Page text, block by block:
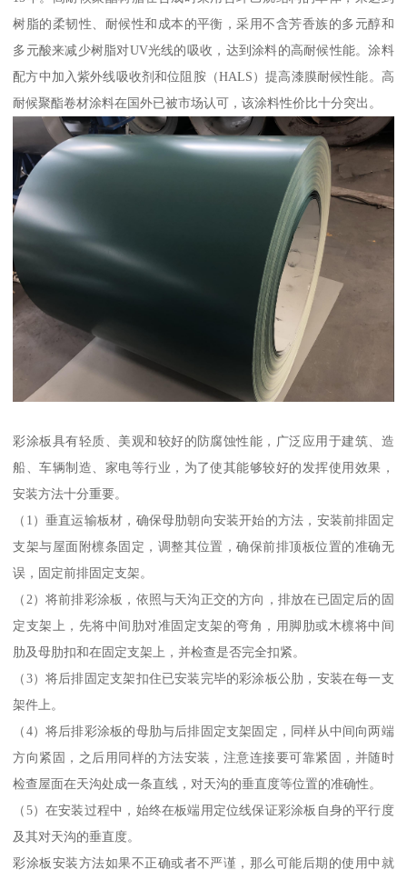
树脂的柔韧性、耐候性和成本的平衡，采用不含芳香族的多元醇和
多元酸来减少树脂对UV光线的吸收，达到涂料的高耐候性能。涂料
配方中加入紫外线吸收剂和位阻胺（HALS）提高漆膜耐候性能。高
耐候聚酯卷材涂料在国外已被市场认可，该涂料性价比十分突出。
彩涂板具有轻质、美观和较好的防腐蚀性能，广泛应用于建筑、造
船、车辆制造、家电等行业，为了使其能够较好的发挥使用效果，
安装方法十分重要。
（1）垂直运输板材，确保母肋朝向安装开始的方法，安装前排固定
支架与屋面附檩条固定，调整其位置，确保前排顶板位置的准确无
误，固定前排固定支架。
（2）将前排彩涂板，依照与天沟正交的方向，排放在已固定后的固
定支架上，先将中间肋对准固定支架的弯角，用脚肋或木檩将中间
肋及母肋扣和在固定支架上，并检查是否完全扣紧。
（3）将后排固定支架扣住已安装完毕的彩涂板公肋，安装在每一支
架件上。
（4）将后排彩涂板的母肋与后排固定支架固定，同样从中间向两端
方向紧固，之后用同样的方法安装，注意连接要可靠紧固，并随时
检查屋面在天沟处成一条直线，对天沟的垂直度等位置的准确性。
（5）在安装过程中，始终在板端用定位线保证彩涂板自身的平行度
及其对天沟的垂直度。
彩涂板安装方法如果不正确或者不严谨，那么可能后期的使用中就